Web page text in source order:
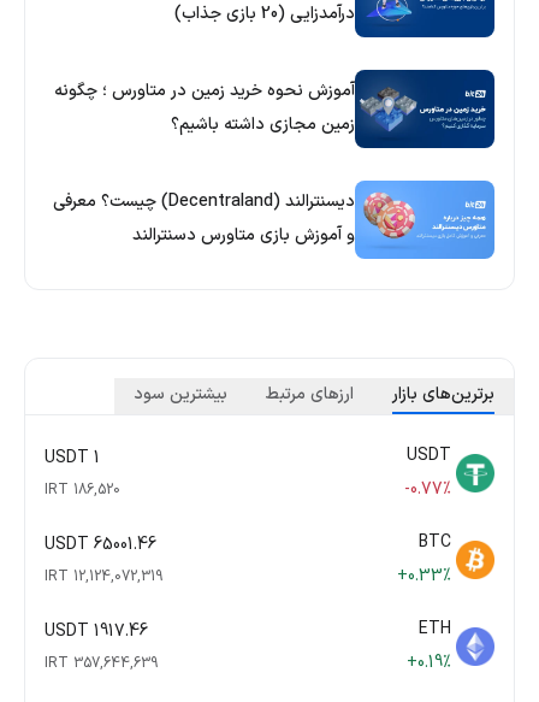
درآمدزایی (20 بازی جذاب)
آموزش نحوه خرید زمین در متاورس ؛ چگونه
زمین مجازی داشته باشیم؟
دیسنترالند (Decentraland) چیست؟ معرفی
و آموزش بازی متاورس دسنترالند
برترین‌های بازار ارزهای مرتبط بیشترین سود
USDT
-0.77%
1 USDT
186,520 IRT
BTC
+0.33%
65001.46 USDT
12,124,072,319 IRT
ETH
+0.19%
1917.46 USDT
357,644,639 IRT